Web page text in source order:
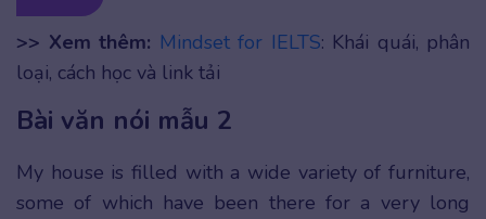
>> Xem thêm: Mindset for IELTS: Khái quái, phân
loại, cách học và link tải
Bài văn nói mẫu 2
My house is filled with a wide variety of furniture,
some of which have been there for a very long